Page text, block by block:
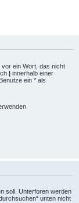
vor ein Wort, das nicht
| innerhalb einer
ein * als
soll. Unterforen werden
unten nicht